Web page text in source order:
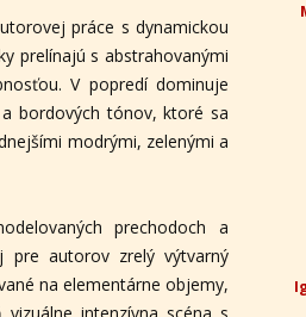
práce s dynamickou
prelínajú s abstrahovanými
V popredí dominuje
bordových tónov, ktoré sa
modrými, zelenými a
prechodoch a
pre autorov zrelý výtvarný
na elementárne objemy,